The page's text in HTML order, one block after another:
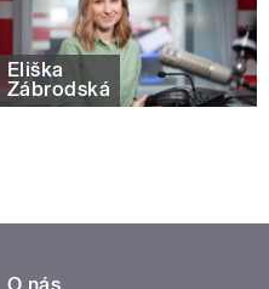
Eliška
Zábrodská